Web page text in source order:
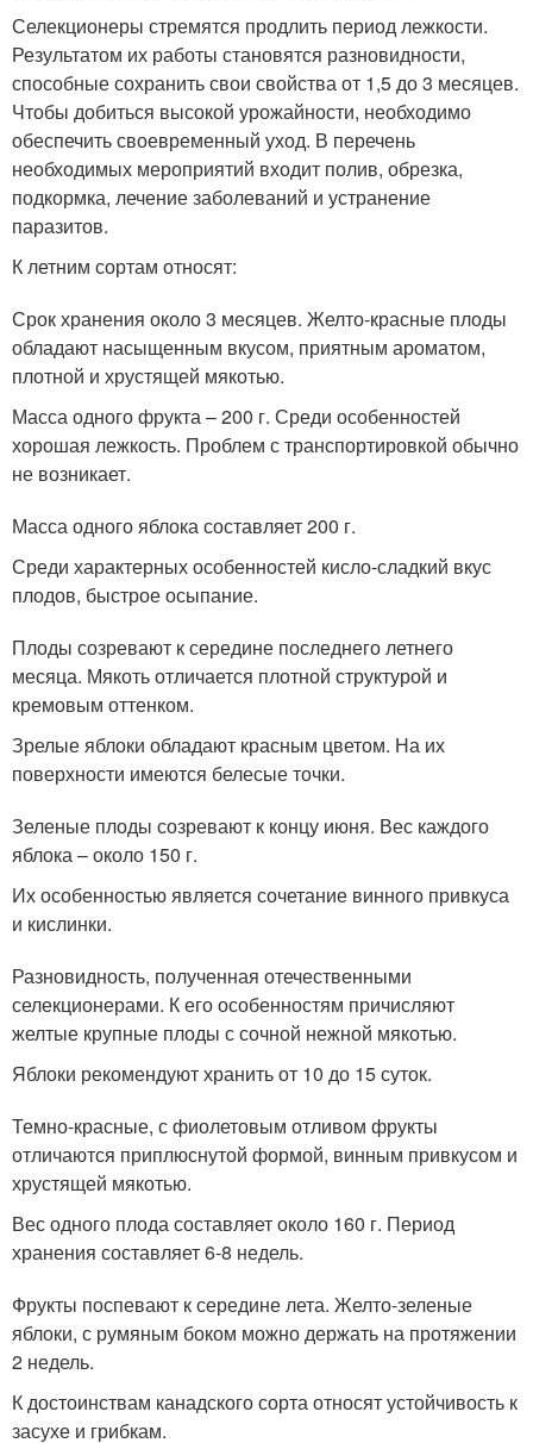
Селекционеры стремятся продлить период лежкости.
Результатом их работы становятся разновидности,
способные сохранить свои свойства от 1,5 до 3 месяцев.
Чтобы добиться высокой урожайности, необходимо
обеспечить своевременный уход. В перечень
необходимых мероприятий входит полив, обрезка,
подкормка, лечение заболеваний и устранение
паразитов.
К летним сортам относят:
Срок хранения около 3 месяцев. Желто-красные плоды
обладают насыщенным вкусом, приятным ароматом,
плотной и хрустящей мякотью.
Масса одного фрукта – 200 г. Среди особенностей
хорошая лежкость. Проблем с транспортировкой обычно
не возникает.
Масса одного яблока составляет 200 г.
Среди характерных особенностей кисло-сладкий вкус
плодов, быстрое осыпание.
Плоды созревают к середине последнего летнего
месяца. Мякоть отличается плотной структурой и
кремовым оттенком.
Зрелые яблоки обладают красным цветом. На их
поверхности имеются белесые точки.
Зеленые плоды созревают к концу июня. Вес каждого
яблока – около 150 г.
Их особенностью является сочетание винного привкуса
и кислинки.
Разновидность, полученная отечественными
селекционерами. К его особенностям причисляют
желтые крупные плоды с сочной нежной мякотью.
Яблоки рекомендуют хранить от 10 до 15 суток.
Темно-красные, с фиолетовым отливом фрукты
отличаются приплюснутой формой, винным привкусом и
хрустящей мякотью.
Вес одного плода составляет около 160 г. Период
хранения составляет 6-8 недель.
Фрукты поспевают к середине лета. Желто-зеленые
яблоки, с румяным боком можно держать на протяжении
2 недель.
К достоинствам канадского сорта относят устойчивость к
засухе и грибкам.